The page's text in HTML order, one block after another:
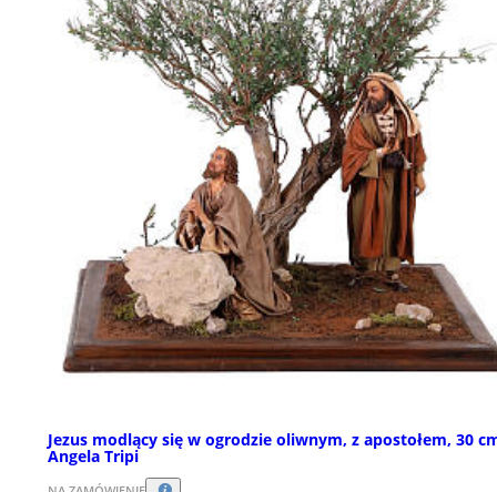
Jezus modlący się w ogrodzie oliwnym, z apostołem, 30
Angela Tripi